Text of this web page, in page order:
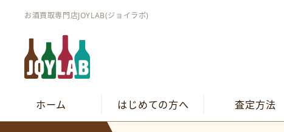
お酒買取専門店JOYLAB(ジョイラボ)
ホーム はじめての方へ 査定方法